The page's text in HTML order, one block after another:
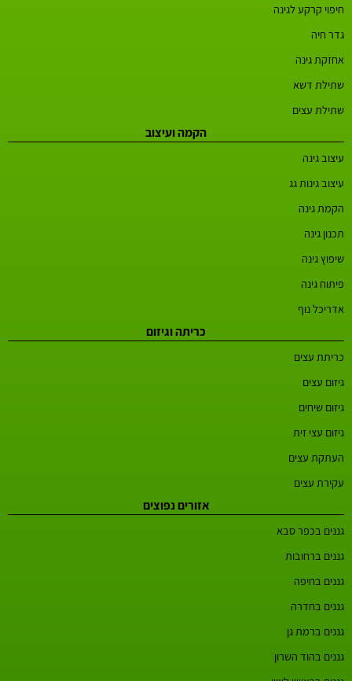
חיפוי קרקע לגינה
גדר חיה
אחזקת גינה
שתילת דשא
שתילת עצים
הקמה ועיצוב
עיצוב גינה
עיצוב גינות גג
הקמת גינה
תכנון גינה
שיפוץ גינה
פיתוח גינה
אדריכל נוף
כריתה וגיזום
כריתת עצים
גיזום עצים
גיזום שיחים
גיזום עצי זית
העתקת עצים
עקירת עצים
אזורים נפוצים
גננים בכפר סבא
גננים ברחובות
גננים בחיפה
גננים בחדרה
גננים ברמת גן
גננים בהוד השרון